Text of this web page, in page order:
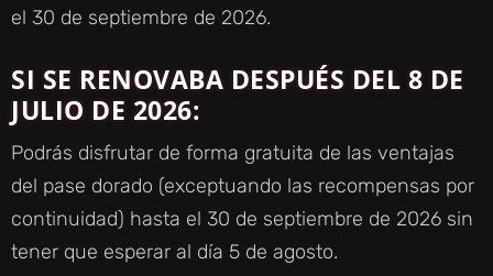
el 30 de septiembre de 2026.
SI SE RENOVABA DESPUÉS DEL 8 DE
JULIO DE 2026:
Podrás disfrutar de forma gratuita de las ventajas
del pase dorado (exceptuando las recompensas por
continuidad) hasta el 30 de septiembre de 2026 sin
tener que esperar al día 5 de agosto.